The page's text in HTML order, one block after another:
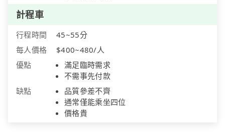
計程車
行程時間
45~55分
每人價格
$400~480/人
優點
滿足臨時需求
不需事先付款
缺點
品質參差不齊
通常僅能乘坐四位
價格貴